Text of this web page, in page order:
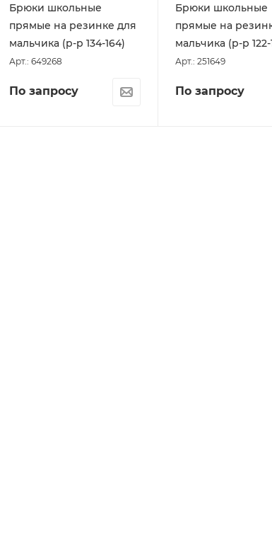
Брюки школьные
прямые на резинке для
мальчика (р-р 134-164)
Арт.: 649268
По запросу
Брюки школьные
прямые на
мальчика (р-р 122-
Арт.: 251649
По запросу